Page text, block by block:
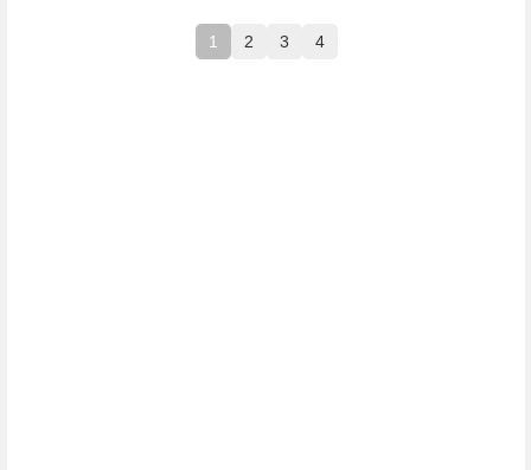
1 2 3 4